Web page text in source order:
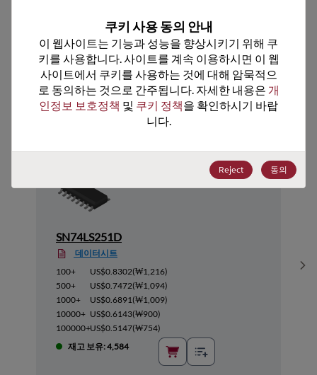
추천 대체 제품
SN74LS251D
데이터시트
100+
US$0.8302(₩1,216)
500+
US$0.7472(₩1,094)
1000+
US$0.6891(₩1,009)
10000+ US$0.6143(₩900)
100000+US$0.5147(₩754)
재고 보유: 4,584
쿠키 사용 동의 안내
이 웹사이트는 기능과 성능을 향상시키기 위해 쿠
키를 사용합니다. 사이트를 계속 이용하시면 이 웹
사이트에서 쿠키를 사용하는 것에 대해 암묵적으
로 동의하는 것으로 간주됩니다. 자세한 내용은 개
인정보 보호정책 및 쿠키 정책을 확인하시기 바랍
니다.
Reject 동의